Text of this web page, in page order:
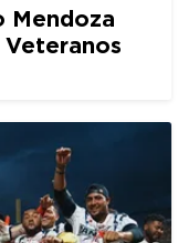
Mendoza